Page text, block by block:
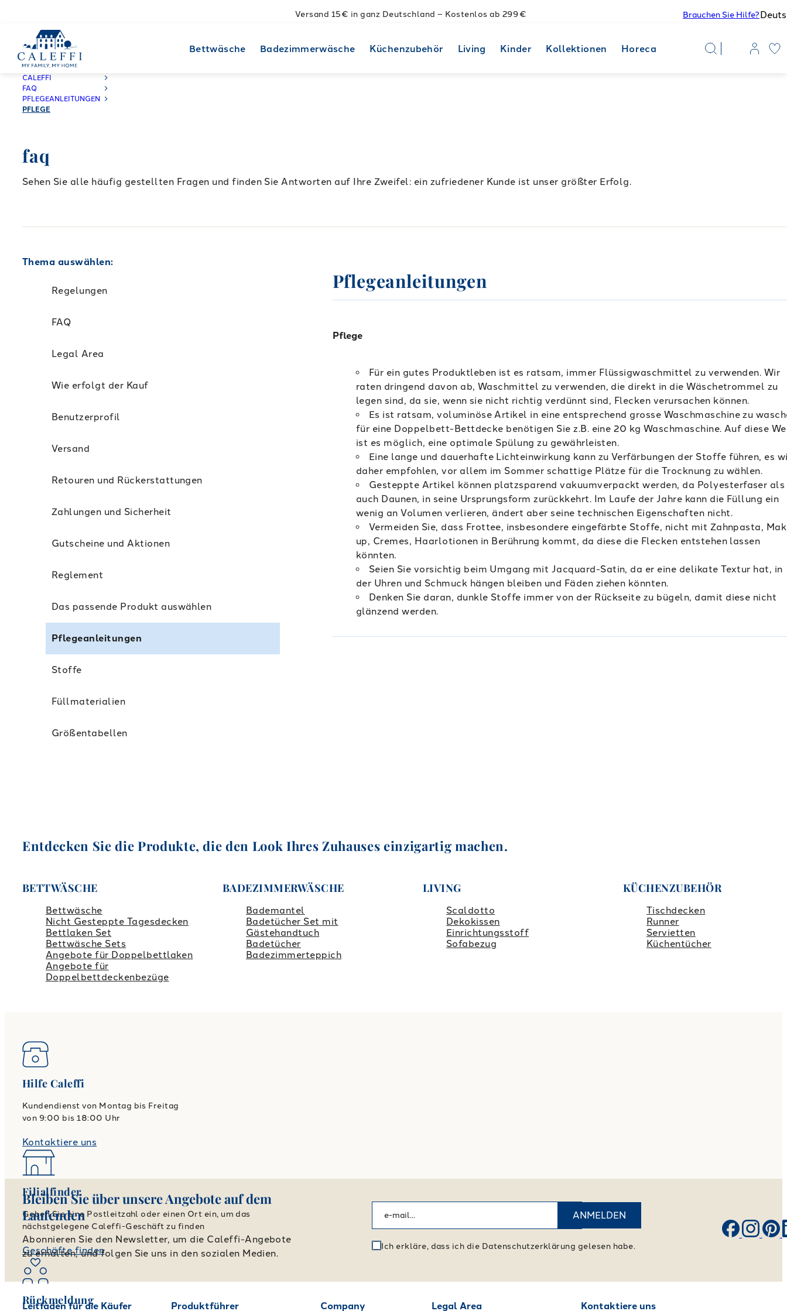
Versand 15€ in ganz Deutschland – Kostenlos ab 299 € Brauchen Sie Hilfe?
Bettwäsche Badezimmerwäsche Küchenzubehör Living Kinder Kollektionen Horeca
CALEFFI
FAQ
PFLEGEANLEITUNGEN
PFLEGE
faq
Sehen Sie alle häufig gestellten Fragen und finden Sie Antworten auf Ihre Zweifel: ein zufriedener Kunde ist unser größter Erfolg.
Thema auswählen:
Regelungen
FAQ
Legal Area
Wie erfolgt der Kauf
Benutzerprofil
Versand
Retouren und Rückerstattungen
Zahlungen und Sicherheit
Gutscheine und Aktionen
Reglement
Das passende Produkt auswählen
Pflegeanleitungen
Stoffe
Füllmaterialien
Größentabellen
Pflegeanleitungen
Pflege
Für ein gutes Produktleben ist es ratsam, immer Flüssigwaschmittel zu verwenden. Wir
raten dringend davon ab, Waschmittel zu verwenden, die direkt in die Wäschetrommel zu
legen sind, da sie, wenn sie nicht richtig verdünnt sind, Flecken verursachen können.
Es ist ratsam, voluminöse Artikel in eine entsprechend grosse Waschmaschine zu
für eine Doppelbett-Bettdecke benötigen Sie z.B. eine 20 kg Waschmaschine. Auf diese
ist es möglich, eine optimale Spülung zu gewährleisten.
Eine lange und dauerhafte Lichteinwirkung kann zu Verfärbungen der Stoffe führen, es
daher empfohlen, vor allem im Sommer schattige Plätze für die Trocknung zu wählen.
Gesteppte Artikel können platzsparend vakuumverpackt werden, da Polyesterfaser als
auch Daunen, in seine Ursprungsform zurückkehrt. Im Laufe der Jahre kann die Füllung ein
wenig an Volumen verlieren, ändert aber seine technischen Eigenschaften nicht.
Vermeiden Sie, dass Frottee, insbesondere eingefärbte Stoffe, nicht mit Zahnpasta,
up, Cremes, Haarlotionen in Berührung kommt, da diese die Flecken entstehen lassen
könnten.
Seien Sie vorsichtig beim Umgang mit Jacquard-Satin, da er eine delikate Textur hat, in
der Uhren und Schmuck hängen bleiben und Fäden ziehen könnten.
Denken Sie daran, dunkle Stoffe immer von der Rückseite zu bügeln, damit diese nicht
glänzend werden.
Entdecken Sie die Produkte, die den Look Ihres Zuhauses einzigartig machen.
BETTWÄSCHE
Bettwäsche
Nicht Gesteppte Tagesdecken
Bettlaken Set
Bettwäsche Sets
Angebote für Doppelbettlaken
Angebote für
Doppelbettdeckenbezüge
BADEZIMMERWÄSCHE
Bademantel
Badetücher Set mit
Gästehandtuch
Badetücher
Badezimmerteppich
LIVING
Scaldotto
Dekokissen
Einrichtungsstoff
Sofabezug
KÜCHENZUBEHÖR
Tischdecken
Runner
Servietten
Küchentücher
Hilfe Caleffi
Kundendienst von Montag bis Freitag
von 9:00 bis 18:00 Uhr
Kontaktiere uns
Filialfinder
Geben Sie eine Postleitzahl oder einen Ort ein, um das
nächstgelegene Caleffi-Geschäft zu finden
Geschäfte finden
Rückmeldung
Bleiben Sie über unsere Angebote auf dem
Laufenden
Abonnieren Sie den Newsletter, um die Caleffi-Angebote
zu erhalten, und folgen Sie uns in den sozialen Medien.
ANMELDEN
Ich erkläre, dass ich die Datenschutzerklärung gelesen habe.
Leitfaden für die Käufer Produktführer Company Legal Area Kontaktiere uns